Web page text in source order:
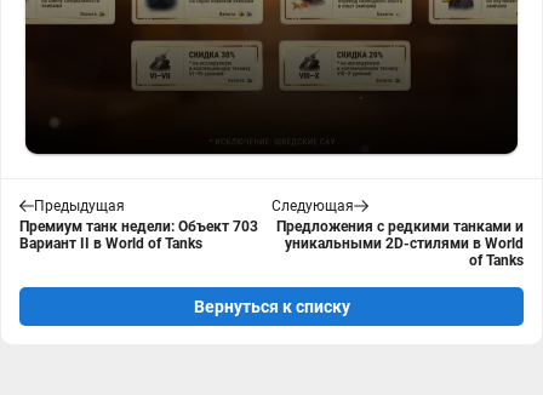
Предыдущая
Премиум танк недели: Объект 703
Вариант II в World of Tanks
Следующая
Предложения с редкими танками и
уникальными 2D-стилями в World
of Tanks
Вернуться к списку